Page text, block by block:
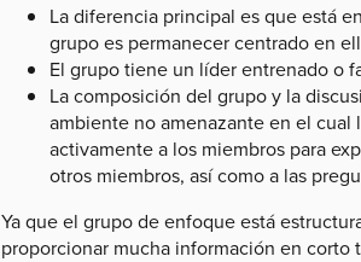
La diferencia principal es que está
grupo es permanecer centrado en
El grupo tiene un líder entrenado o
La composición del grupo y la
ambiente no amenazante en el cual
activamente a los miembros para
otros miembros, así como a las
Ya que el grupo de enfoque está
proporcionar mucha información en corto